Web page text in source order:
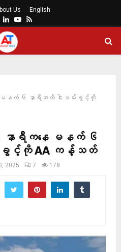
Us English
Twitter
LinkedinYoutube
Rss
နက် ၆ နာရီအထိ ငါးဖမ်းခွင့်ကို
ာရီကနေ မနက် ၆
းခွင့်ကို AA ကန့်သတ်
2025 7 178